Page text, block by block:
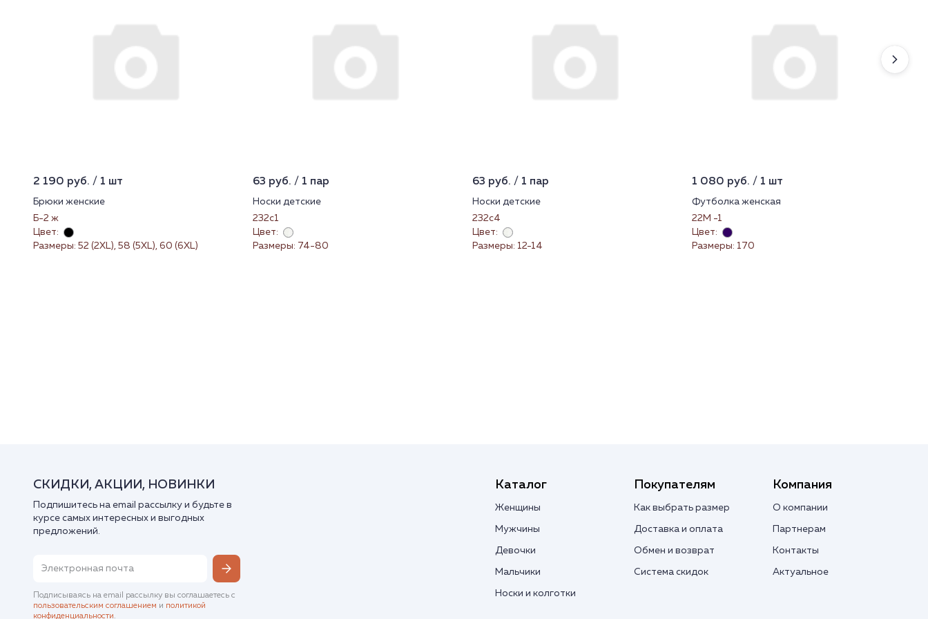
2 190 руб. / 1 шт
Брюки женские
Б-2 ж
Цвет:
Размеры: 52 (2XL), 58 (5XL), 60 (6XL)
63 руб. / 1 пар
Носки детские
232с1
Цвет:
Размеры: 74-80
63 руб. / 1 пар
Носки детские
232с4
Цвет:
Размеры: 12-14
1 080 руб. / 1 шт
Футболка женская
22М -1
Цвет:
Размеры: 170
СКИДКИ, АКЦИИ, НОВИНКИ
Подпишитесь на email рассылку и будьте в
курсе самых интересных и выгодных
предложений.
Подписываясь на email рассылку вы соглашаетесь с
пользовательским соглашением и политикой
конфиденциальности.
Каталог
Женщины
Мужчины
Девочки
Мальчики
Носки и колготки
Покупателям
Как выбрать размер
Доставка и оплата
Обмен и возврат
Система скидок
Компания
О компании
Партнерам
Контакты
Актуальное